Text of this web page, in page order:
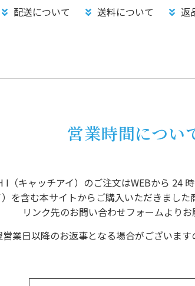
配送について 送料について 返
営業時間につい
I（キャッチアイ）のご注文はWEBから 24
を含む本サイトからご購入いただきまし
リンク先のお問い合わせフォームよりお
業日以降のお返事となる場合がございます